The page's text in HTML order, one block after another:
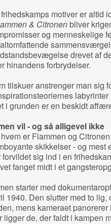
motiver er altid
& Citronenbliver
og menneskelige
drevet af
hinandens forbrydelser.
tilskuer anstrenger man sig
i grunden er en beskidt
vil - og så alligevel ikke
er Flammen og
skikkelser - og
forvildet sig ind i en
fanget midt i et
starter med
1940. Den slutter med to
mens kameraet
ligger de, der faldt i kampen